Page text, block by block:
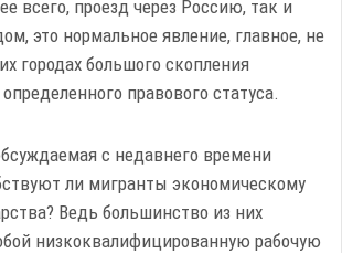
всего, проезд через Россию, так и
это нормальное явление, главное, не
городах большого скопления
правового статуса.
с недавнего времени
ли мигранты экономическому
Ведь большинство из них
низкоквалифицированную рабочую